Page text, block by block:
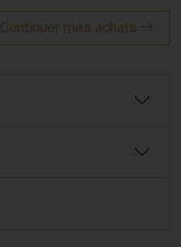
Continuer mes achats